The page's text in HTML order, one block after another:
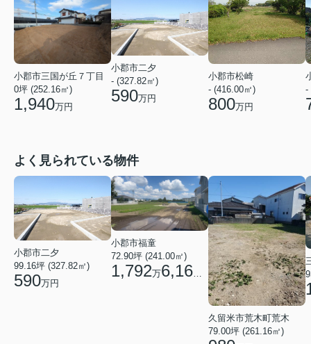
小郡市三国が丘７丁目
0坪 (252.16㎡)
1,940万円
小郡市二夕
- (327.82㎡)
590万円
小郡市松崎
- (416.00㎡)
800万円
-
よく見られている物件
小郡市二夕
99.16坪 (327.82㎡)
590万円
小郡市福童
72.90坪 (241.00㎡)
1,792万6,160 円
久留米市荒木町荒木
79.00坪 (261.16㎡)